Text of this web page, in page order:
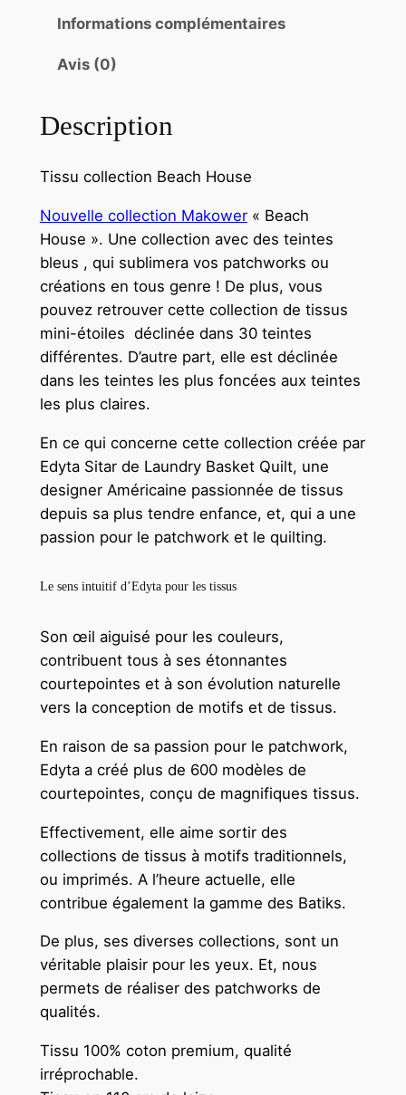
Informations complémentaires
Avis (0)
Description
Tissu collection Beach House
Nouvelle collection Makower« Beach
House ». Une collection avec des teintes
bleus , qui sublimera vos patchworks ou
créations en tous genre ! De plus, vous
pouvez retrouver cette collection de tissus
mini-étoiles déclinée dans 30 teintes
différentes. D’autre part, elle est déclinée
dans les teintes les plus foncées aux teintes
les plus claires.
En ce qui concerne cette collection créée par
Edyta Sitar de Laundry Basket Quilt, une
designer Américaine passionnée de tissus
depuis sa plus tendre enfance, et, qui a une
passion pour le patchwork et le quilting.
Le sens intuitif d’Edyta pour les tissus
Son œil aiguisé pour les couleurs,
contribuent tous à ses étonnantes
courtepointes et à son évolution naturelle
vers la conception de motifs et de tissus.
En raison de sa passion pour le patchwork,
Edyta a créé plus de 600 modèles de
courtepointes, conçu de magnifiques tissus.
Effectivement, elle aime sortir des
collections de tissus à motifs traditionnels,
ou imprimés. A l’heure actuelle, elle
contribue également la gamme des Batiks.
De plus, ses diverses collections, sont un
véritable plaisir pour les yeux. Et, nous
permets de réaliser des patchworks de
qualités.
Tissu 100% coton premium, qualité
irréprochable.